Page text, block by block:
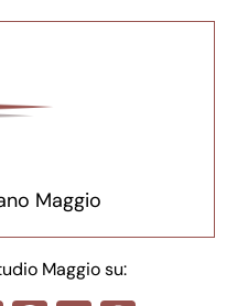
Maggio
Maggio su: